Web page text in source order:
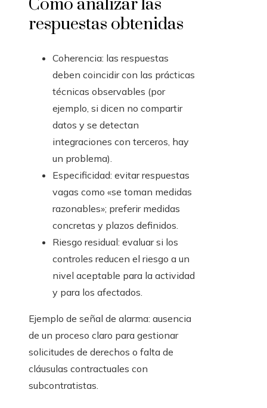
Cómo analizar las
respuestas obtenidas
Coherencia: las respuestas
deben coincidir con las prácticas
técnicas observables (por
ejemplo, si dicen no compartir
datos y se detectan
integraciones con terceros, hay
un problema).
Especificidad: evitar respuestas
vagas como «se toman medidas
razonables»; preferir medidas
concretas y plazos definidos.
Riesgo residual: evaluar si los
controles reducen el riesgo a un
nivel aceptable para la actividad
y para los afectados.
Ejemplo de señal de alarma: ausencia
de un proceso claro para gestionar
solicitudes de derechos o falta de
cláusulas contractuales con
subcontratistas.